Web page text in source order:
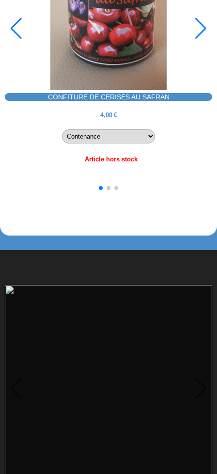
CONFITURE EXTRA D'ORANGES AU SAFRAN
4,00€